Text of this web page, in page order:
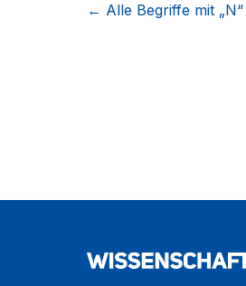
← Alle Begriffe mit „N“